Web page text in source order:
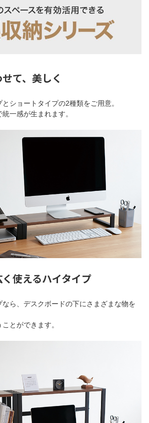
て、美しく
ショートタイプの2種類をご用意。
一感が生まれます。
使えるハイタイプ
ら、デスクボードの下にさまざまな物を
とができます。